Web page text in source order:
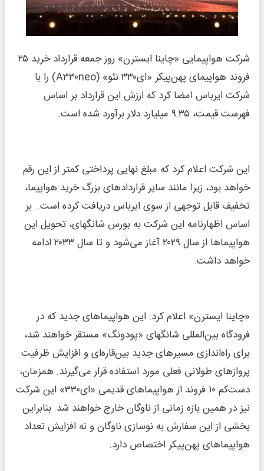
شرکت هواپیمایی «چاینا ایسترن» روز جمعه قرارداد خرید ۲۵
فروند هواپیمای پهن‌پیکر «ای۳۳۰ نئو» (A۳۳۰neo) را با
شرکت ایرباس امضا کرد که ارزش این قرارداد بر اساس
فهرست قیمت، ۹.۳۵ میلیارد دلار برآورد شده است.
این شرکت اعلام کرد که مبلغ نهایی پرداختی کمتر از این رقم
خواهد بود، زیرا مانند سایر قراردادهای بزرگ خرید هواپیما،
تخفیف قابل‌ توجهی از سوی ایرباس دریافت کرده است. بر
اساس اظهارنامه این شرکت به بورس شانگهای، تحویل این
هواپیماها از سال ۲۰۲۹ آغاز می‌شود و تا سال ۲۰۳۳ ادامه
خواهد داشت.
«چاینا ایسترن» اعلام کرد: این هواپیماهای جدید که در
فرودگاه بین‌المللی شانگهای «پودونگ» مستقر خواهند شد،
برای راه‌اندازی مسیرهای جدید بین‌قاره‌ای و افزایش ظرفیت
پروازهای طولانی فعلی مورد استفاده قرار می‌گیرند. همزمان،
دست‌کم ۱۰ فروند از هواپیماهای قدیمی «ای۳۳۰» این شرکت
نیز در همین بازه زمانی از ناوگان خارج خواهند شد. بنابراین
بخشی از این سفارش به نوسازی ناوگان و نه افزایش تعداد
هواپیماهای پهن‌پیکر اختصاص دارد.